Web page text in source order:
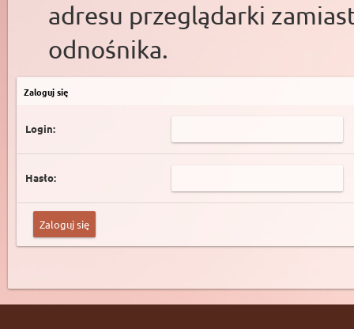
adresu przeglądarki
odnośnika.
Zaloguj się
Login:
Hasło: